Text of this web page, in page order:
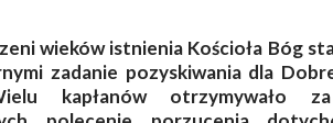
wieków istnienia Kościoła Bóg
zadanie pozyskiwania dla
kapłanów otrzymywało